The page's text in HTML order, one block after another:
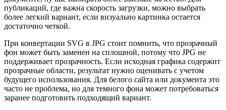
публикаций, где важна скорость загрузки, можно выбрать
более легкий вариант, если визуально картинка остается
достаточно четкой.
При конвертации SVG в JPG стоит помнить, что прозрачный
фон может быть заменен на сплошной, потому что JPG не
поддерживает прозрачность. Если исходная графика содержит
прозрачные области, результат нужно оценивать с учетом
будущего использования. Для белого сайта или документа это
часто не проблема, но для темного фона может потребоваться
заранее подготовить подходящий вариант.